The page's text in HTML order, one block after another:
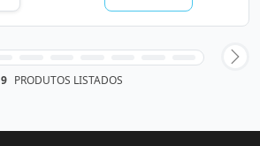
9 PRODUTOS LISTADOS